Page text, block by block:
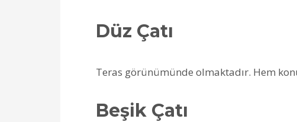
Düz Çatı
Teras görünümünde olmaktadır. Hem
Beşik Çatı